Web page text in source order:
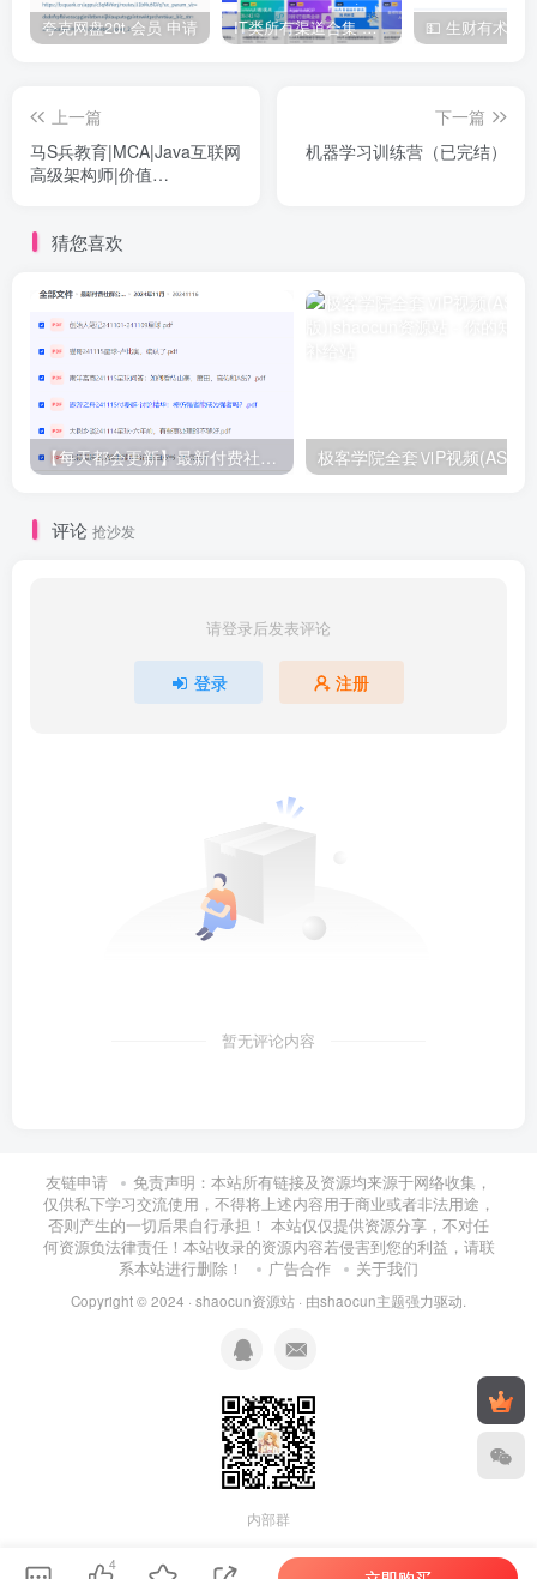
夸克网盘20t 会员 申请 IT类所有渠道合集 持续日更，目前近四千多条资源 年费用户微信私信获取权限
上一篇
马S兵教育|MCA|Java互联网
高级架构师|价值
下一篇
机器学习训练营（已完结）
猜您喜欢
【每天都会更新】最新付费社群公众号文章 极客学院全套ⅥP视频(AS版)
评论 抢沙发
请登录后发表评论
登录 注册
暂无评论内容
友链申请
免责声明：本站所有链接及资源均来源于网络收集，
仅供私下学习交流使用，不得将上述内容用于商业或者非法用途，
否则产生的一切后果自行承担！ 本站仅仅提供资源分享，不对任
何资源负法律责任！本站收录的资源内容若侵害到您的利益，请联
系本站进行删除！
广告合作 关于我们
Copyright © 2024 · shaocun资源站 · 由shaocun主题强力驱动.
内部群
4